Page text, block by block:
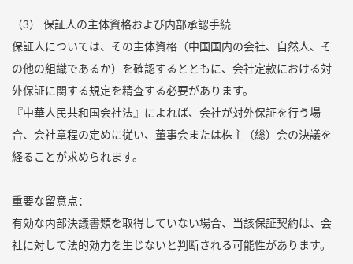
（3） 保証人の主体資格および内部承認手続
保証人については、その主体資格（中国国内の会社、自然人、そ
の他の組織であるか）を確認するとともに、会社定款における対
外保証に関する規定を精査する必要があります。
『中華人民共和国会社法』によれば、会社が対外保証を行う場
合、会社章程の定めに従い、董事会または株主（総）会の決議を
経ることが求められます。
重要な留意点：
有効な内部決議書類を取得していない場合、当該保証契約は、会
社に対して法的効力を生じないと判断される可能性があります。